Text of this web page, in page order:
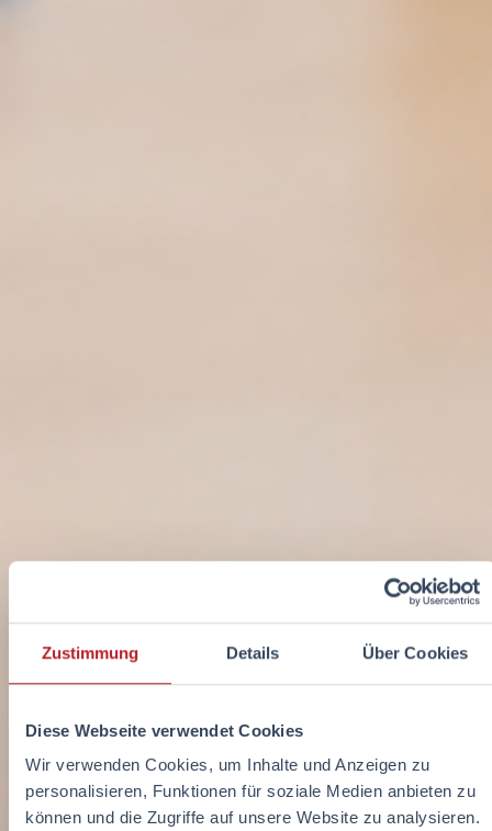
Zustimmung Details Über Cookies
Diese Webseite verwendet Cookies
Wir verwenden Cookies, um Inhalte und Anzeigen zu
personalisieren, Funktionen für soziale Medien anbieten zu
können und die Zugriffe auf unsere Website zu analysieren.